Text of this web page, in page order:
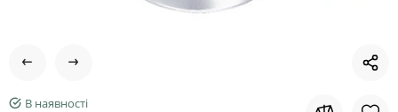
В наявності